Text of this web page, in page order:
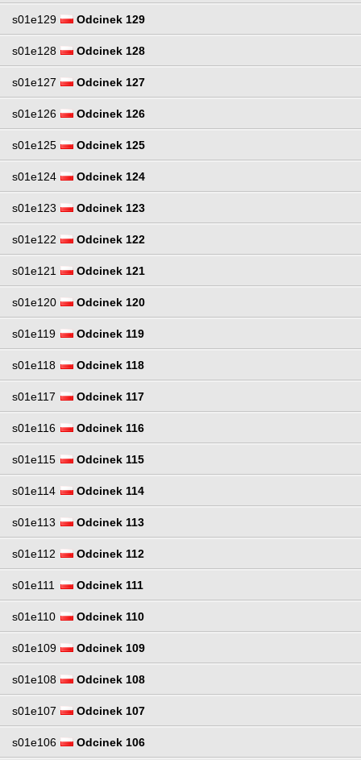
s01e129 Odcinek 129
s01e128 Odcinek 128
s01e127 Odcinek 127
s01e126 Odcinek 126
s01e125 Odcinek 125
s01e124 Odcinek 124
s01e123 Odcinek 123
s01e122 Odcinek 122
s01e121 Odcinek 121
s01e120 Odcinek 120
s01e119 Odcinek 119
s01e118 Odcinek 118
s01e117 Odcinek 117
s01e116 Odcinek 116
s01e115 Odcinek 115
s01e114 Odcinek 114
s01e113 Odcinek 113
s01e112 Odcinek 112
s01e111 Odcinek 111
s01e110 Odcinek 110
s01e109 Odcinek 109
s01e108 Odcinek 108
s01e107 Odcinek 107
s01e106 Odcinek 106